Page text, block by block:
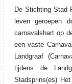
De Stichting Stad
leven geroepen
carnavalshart op
een vaste
Landgraaf
tijdens de
Stadsprins(es)